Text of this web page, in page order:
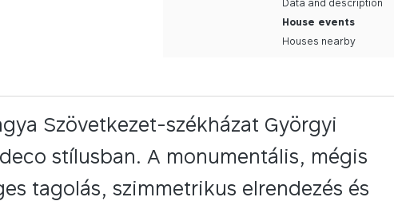
Data and description
House events
Houses nearby
Szövetkezet-székházat Györgyi
stílusban. A monumentális, mégis
tagolás, szimmetrikus elrendezés és